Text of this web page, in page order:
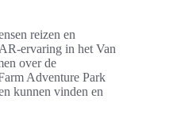
reizen en
ervaring in het Van
over de
Adventure Park
kunnen vinden en